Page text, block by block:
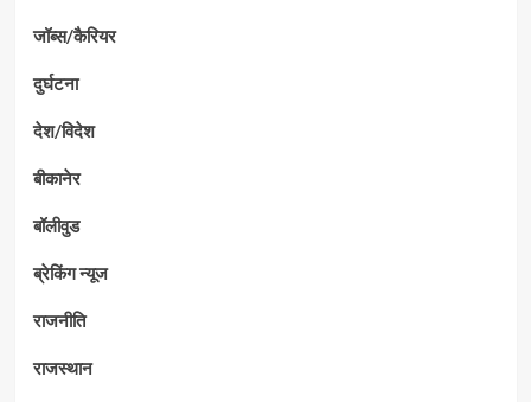
जॉब्स/कैरियर
दुर्घटना
देश/विदेश
बीकानेर
बॉलीवुड
ब्रेकिंग न्यूज
राजनीति
राजस्थान